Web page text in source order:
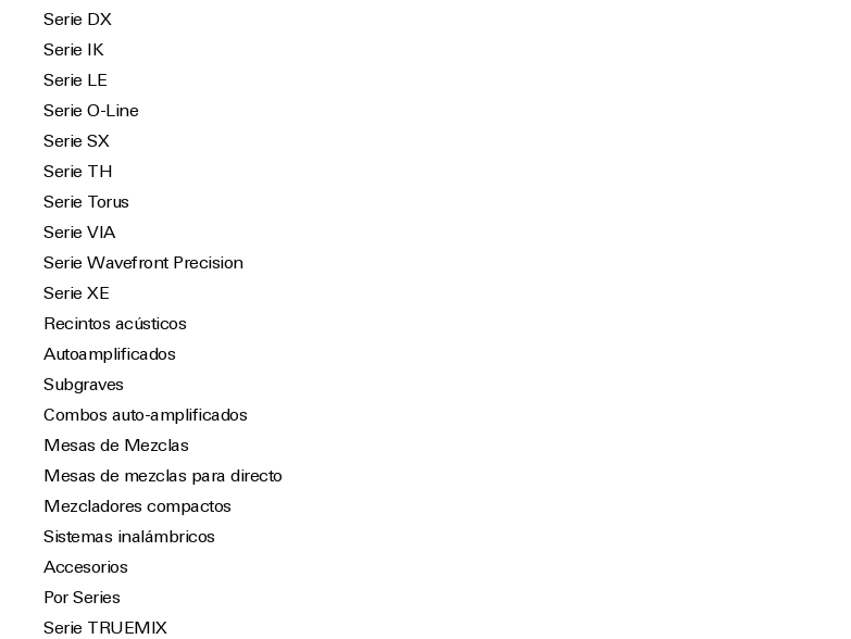
Serie DX
Serie IK
Serie LE
Serie O-Line
Serie SX
Serie TH
Serie Torus
Serie VIA
Serie Wavefront Precision
Serie XE
Recintos acústicos
Autoamplificados
Subgraves
Combos auto-amplificados
Mesas de Mezclas
Mesas de mezclas para directo
Mezcladores compactos
Sistemas inalámbricos
Accesorios
Por Series
Serie TRUEMIX